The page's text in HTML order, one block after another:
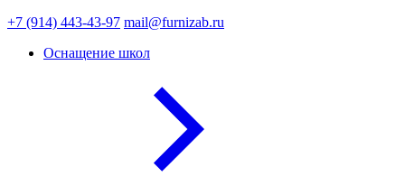
+7 (914) 443-43-97 mail@furnizab.ru
Оснащение школ